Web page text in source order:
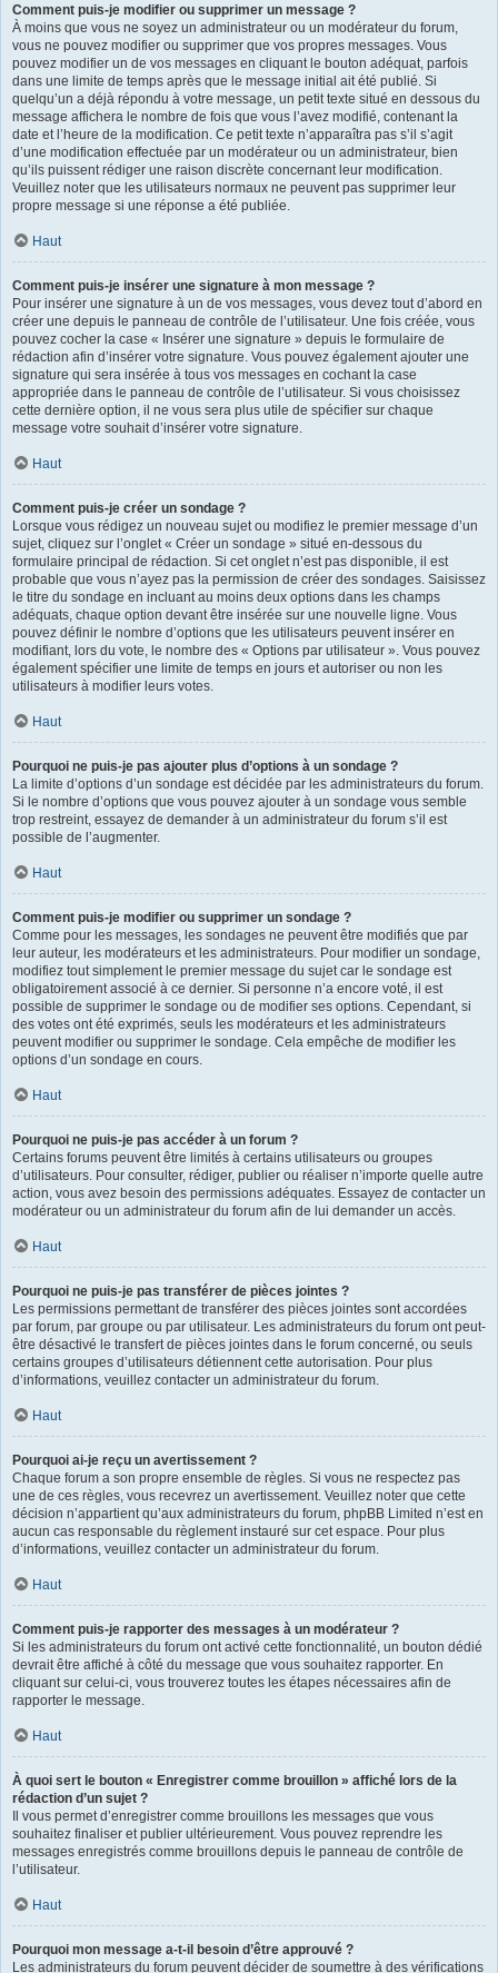
Comment puis-je modifier ou supprimer un message ?
À moins que vous ne soyez un administrateur ou un modérateur du forum,
vous ne pouvez modifier ou supprimer que vos propres messages. Vous
pouvez modifier un de vos messages en cliquant le bouton adéquat, parfois
dans une limite de temps après que le message initial ait été publié. Si
quelqu’un a déjà répondu à votre message, un petit texte situé en dessous du
message affichera le nombre de fois que vous l’avez modifié, contenant la
date et l’heure de la modification. Ce petit texte n’apparaîtra pas s’il s’agit
d’une modification effectuée par un modérateur ou un administrateur, bien
qu’ils puissent rédiger une raison discrète concernant leur modification.
Veuillez noter que les utilisateurs normaux ne peuvent pas supprimer leur
propre message si une réponse a été publiée.
Haut
Comment puis-je insérer une signature à mon message ?
Pour insérer une signature à un de vos messages, vous devez tout d’abord en
créer une depuis le panneau de contrôle de l’utilisateur. Une fois créée, vous
pouvez cocher la case « Insérer une signature » depuis le formulaire de
rédaction afin d’insérer votre signature. Vous pouvez également ajouter une
signature qui sera insérée à tous vos messages en cochant la case
appropriée dans le panneau de contrôle de l’utilisateur. Si vous choisissez
cette dernière option, il ne vous sera plus utile de spécifier sur chaque
message votre souhait d’insérer votre signature.
Haut
Comment puis-je créer un sondage ?
Lorsque vous rédigez un nouveau sujet ou modifiez le premier message d’un
sujet, cliquez sur l’onglet « Créer un sondage » situé en-dessous du
formulaire principal de rédaction. Si cet onglet n’est pas disponible, il est
probable que vous n’ayez pas la permission de créer des sondages. Saisissez
le titre du sondage en incluant au moins deux options dans les champs
adéquats, chaque option devant être insérée sur une nouvelle ligne. Vous
pouvez définir le nombre d’options que les utilisateurs peuvent insérer en
modifiant, lors du vote, le nombre des « Options par utilisateur ». Vous pouvez
également spécifier une limite de temps en jours et autoriser ou non les
utilisateurs à modifier leurs votes.
Haut
Pourquoi ne puis-je pas ajouter plus d’options à un sondage ?
La limite d’options d’un sondage est décidée par les administrateurs du forum.
Si le nombre d’options que vous pouvez ajouter à un sondage vous semble
trop restreint, essayez de demander à un administrateur du forum s’il est
possible de l’augmenter.
Haut
Comment puis-je modifier ou supprimer un sondage ?
Comme pour les messages, les sondages ne peuvent être modifiés que par
leur auteur, les modérateurs et les administrateurs. Pour modifier un sondage,
modifiez tout simplement le premier message du sujet car le sondage est
obligatoirement associé à ce dernier. Si personne n’a encore voté, il est
possible de supprimer le sondage ou de modifier ses options. Cependant, si
des votes ont été exprimés, seuls les modérateurs et les administrateurs
peuvent modifier ou supprimer le sondage. Cela empêche de modifier les
options d’un sondage en cours.
Haut
Pourquoi ne puis-je pas accéder à un forum ?
Certains forums peuvent être limités à certains utilisateurs ou groupes
d’utilisateurs. Pour consulter, rédiger, publier ou réaliser n’importe quelle autre
action, vous avez besoin des permissions adéquates. Essayez de contacter un
modérateur ou un administrateur du forum afin de lui demander un accès.
Haut
Pourquoi ne puis-je pas transférer de pièces jointes ?
Les permissions permettant de transférer des pièces jointes sont accordées
par forum, par groupe ou par utilisateur. Les administrateurs du forum ont peut-
être désactivé le transfert de pièces jointes dans le forum concerné, ou seuls
certains groupes d’utilisateurs détiennent cette autorisation. Pour plus
d’informations, veuillez contacter un administrateur du forum.
Haut
Pourquoi ai-je reçu un avertissement ?
Chaque forum a son propre ensemble de règles. Si vous ne respectez pas
une de ces règles, vous recevrez un avertissement. Veuillez noter que cette
décision n’appartient qu’aux administrateurs du forum, phpBB Limited n’est en
aucun cas responsable du règlement instauré sur cet espace. Pour plus
d’informations, veuillez contacter un administrateur du forum.
Haut
Comment puis-je rapporter des messages à un modérateur ?
Si les administrateurs du forum ont activé cette fonctionnalité, un bouton dédié
devrait être affiché à côté du message que vous souhaitez rapporter. En
cliquant sur celui-ci, vous trouverez toutes les étapes nécessaires afin de
rapporter le message.
Haut
À quoi sert le bouton « Enregistrer comme brouillon » affiché lors de la
rédaction d’un sujet ?
Il vous permet d’enregistrer comme brouillons les messages que vous
souhaitez finaliser et publier ultérieurement. Vous pouvez reprendre les
messages enregistrés comme brouillons depuis le panneau de contrôle de
l’utilisateur.
Haut
Pourquoi mon message a-t-il besoin d’être approuvé ?
Les administrateurs du forum peuvent décider de soumettre à des vérifications